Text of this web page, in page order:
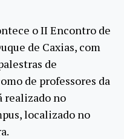
o II Encontro de
de Caxias, com
de
de professores da
realizado no
localizado no